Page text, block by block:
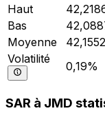
Haut
Bas
Moyenne
42,1552
Volatilité
0,19%
SAR à JMD